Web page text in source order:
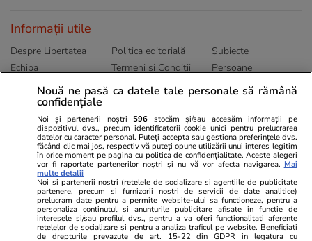
Informații utile
Despre Libertatea
Echipa
Publicitate
Politica de
Politica editorială
Termeni și Conditii
Abonamente
Subiecte
Persoane
Sitemap
Ringier România
Libertatea pentru
Unica.ro
Program TV
Avantaje
ELLE
Gazeta Sporturilor
Stiri mondene
Calculator sarcina
Ajută Copiii
Locuri de muncă
Imobiliare.ro
Jobradar24
Imoradar24
Colecții Libertatea
Nouă ne pasă ca datele tale personale să rămână
confidențiale
Noi și partenerii noștri 596 stocăm și/sau accesăm informații pe
dispozitivul dvs., precum identificatorii cookie unici pentru prelucrarea
datelor cu caracter personal. Puteți accepta sau gestiona preferințele dvs.
făcând clic mai jos, respectiv vă puteți opune utilizării unui interes legitim
în orice moment pe pagina cu politica de confidențialitate. Aceste alegeri
vor fi raportate partenerilor noștri și nu vă vor afecta navigarea. Mai
multe detalii
Noi si partenerii nostri (retelele de socializare si agentiile de publicitate
partenere, precum si furnizorii nostri de servicii de date analitice)
prelucram date pentru a permite website-ului sa functioneze, pentru a
personaliza continutul si anunturile publicitare afisate in functie de
interesele si/sau profilul dvs., pentru a va oferi functionalitati aferente
retelelor de socializare si pentru a analiza traficul pe website. Beneficiati
de drepturile prevazute de art. 15-22 din GDPR in legatura cu